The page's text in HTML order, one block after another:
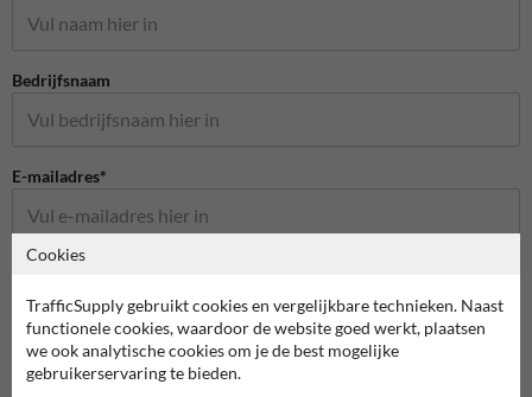
Bedrijfsnaam
E-mailadres*
Vraag over product
Cookies
TrafficSupply gebruikt cookies en vergelijkbare technieken. Naast
functionele cookies, waardoor de website goed werkt, plaatsen
we ook analytische cookies om je de best mogelijke
gebruikerservaring te bieden.